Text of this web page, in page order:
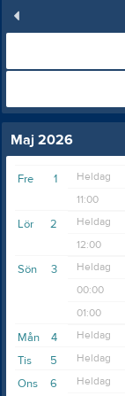
Maj 2026
1
Fre Heldag
11:00
12:30
2
Lör Heldag
12:00
00:00
3
Sön Heldag
00:00
12:30
01:00
23:00
4
Mån Heldag
5
Tis Heldag
6
Ons Heldag